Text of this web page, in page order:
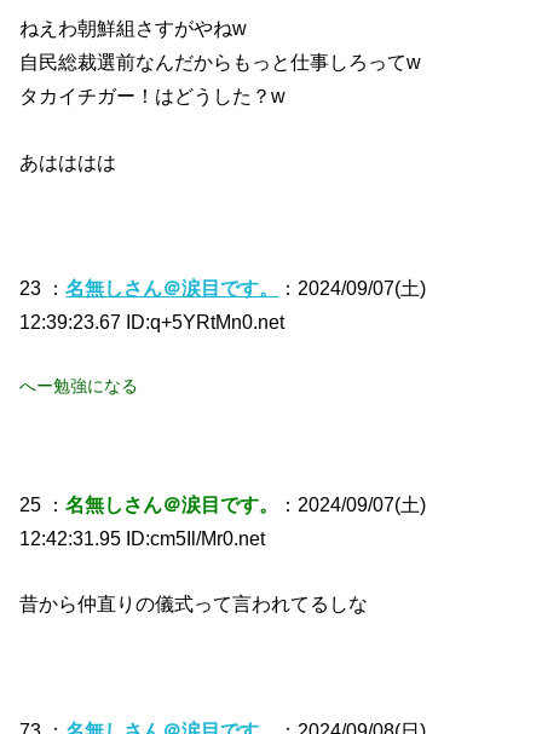
ねえわ朝鮮組さすがやねw
自民総裁選前なんだからもっと仕事しろってw
タカイチガー！はどうした？w
あはははは
23 ：名無しさん＠涙目です。
：2024/09/07(土)
12:39:23.67 ID:q+5YRtMn0.net
へー勉強になる
25 ：名無しさん＠涙目です。
：2024/09/07(土)
12:42:31.95 ID:cm5Il/Mr0.net
昔から仲直りの儀式って言われてるしな